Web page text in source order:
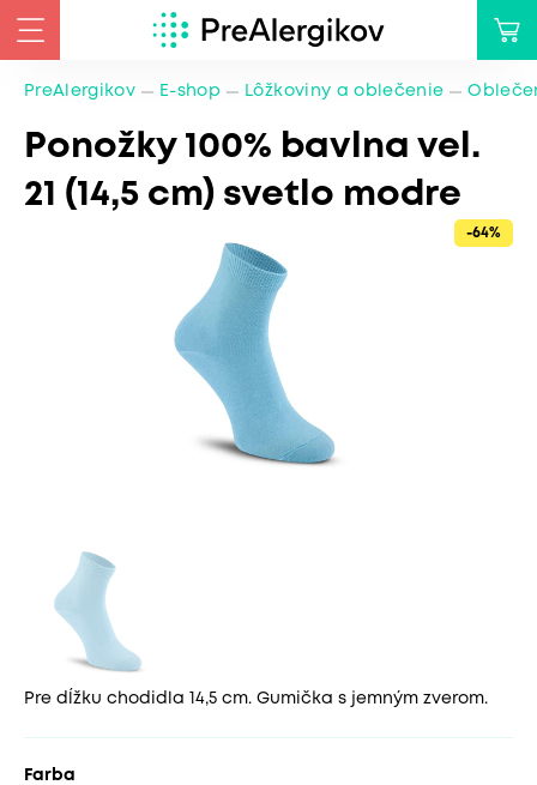
PreAlergikov E-shop Lôžkoviny a oblečenie
Ponožky 100% bavlna vel.
21 (14,5 cm) svetlo modre
-64%
Pre dĺžku chodidla 14,5 cm. Gumička s jemným zverom.
Farba